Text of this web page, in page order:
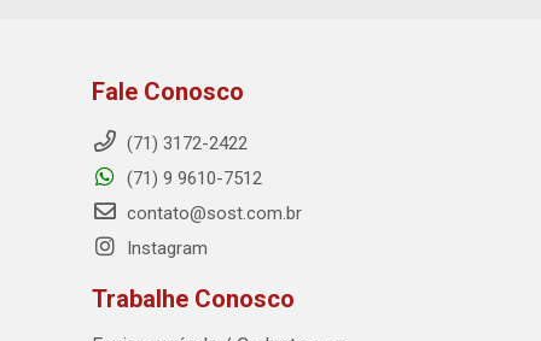
Fale Conosco
(71) 3172-2422
(71) 9 9610-7512
contato@sost.com.br
Instagram
Trabalhe Conosco